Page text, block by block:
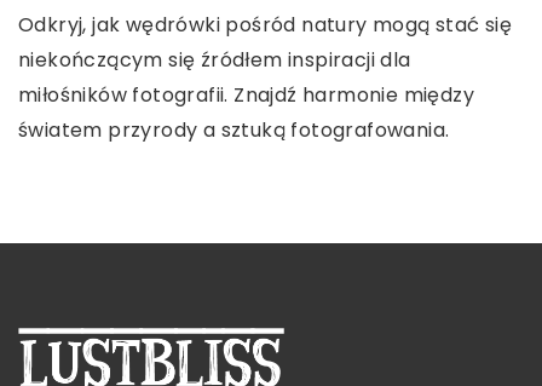
Odkryj, jak niwelatory wpływają na precyzyjność i
efektywność w projektach budowlanych oraz
geodezyjnych, poprawiając jakość i dokładność
pomiarów terenowych.
Odkryj, jak wędrówki pośród natury mogą stać się
niekończącym się źródłem inspiracji dla
miłośników fotografii. Znajdź harmonie między
światem przyrody a sztuką fotografowania.
Odkryj, na co zwrócić uwagę przy wyborze butów
trekkingowych, aby zapewniły komfort i
bezpieczeństwo podczas górskich wędrówek.
Sprawdź nasze porady, które pomogą podjąć